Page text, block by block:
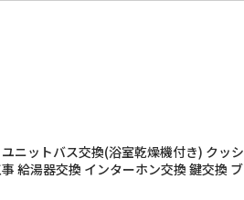
ニットバス交換(浴室乾燥機付き) クッシ
給湯器交換 インターホン交換 鍵交換 ブ